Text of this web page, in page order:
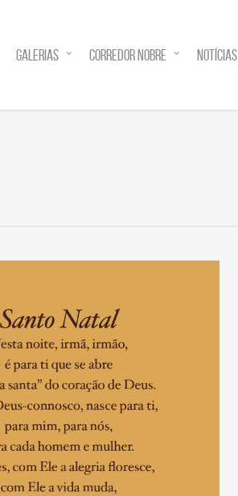
GALERIAS CORREDOR NOBRE NOTÍCIAS